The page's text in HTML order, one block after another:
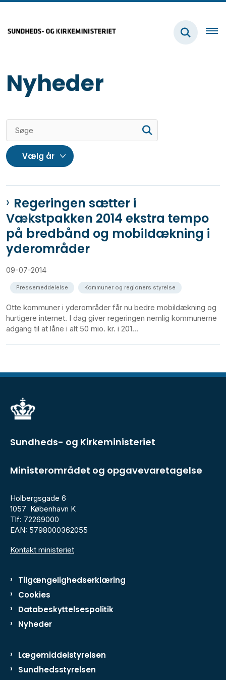
Nyheder
Regeringen sætter i
Vækstpakken 2014 ekstra tempo
på bredbånd og mobildækning i
yderområder
09-07-2014
Pressemeddelelse Kommuner og regioners styrelse
Otte kommuner i yderområder får nu bedre mobildækning og
hurtigere internet. I dag giver regeringen nemlig kommunerne
adgang til at låne i alt 50 mio. kr. i 201...
Sundheds- og Kirkeministeriet
Ministerområdet og opgavevaretagelse
Holbergsgade 6
1057 København K
Tlf: 72269000
EAN: 5798000362055
Kontakt ministeriet
Tilgængelighedserklæring
Cookies
Databeskyttelsespolitik
Nyheder
Lægemiddelstyrelsen
Sundhedsstyrelsen